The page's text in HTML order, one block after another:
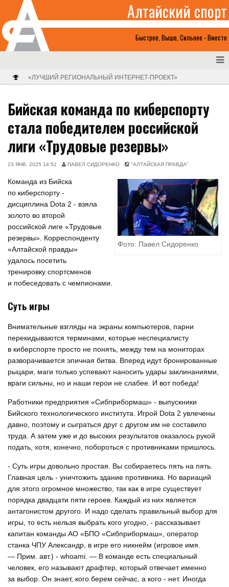
Быстрее, Выше, Сильнее - Вместе
Алтайский спорт
«ЛУЧШИЙ РЕГИОНАЛЬНЫЙ ИНТЕРНЕТ-ПРОЕКТ»
Бийская команда по киберспорту
стала победителем российской
лиги «Трудовые резервы»
23 ЯНВ. 2025 14:52 ПАВЕЛ СИДОРЕНКО "АЛТАЙСКАЯ ПРАВДА"
Фото: Павел Сидоренко
Команда из Бийска
по киберспорту -
дисциплина Dota 2 - взяла
золото во второй
российской лиге «Трудовые
резервы». Корреспонденту
«Алтайской правды»
удалось посетить
тренировку спортсменов
и побеседовать с чемпионами.
Суть игры
Внимательные взгляды на экраны компьютеров, парни
перекидываются терминами, которые неспециалисту
в киберспорте просто не понять, между тем на мониторах
разворачивается эпичная битва. Вперед идут бронированные
рыцари, маги только успевают наносить удары заклинаниями,
враги сильны, но и наши герои не слабее. И вот победа!
Работники предприятия «Сибприбормаш» - выпускники
Бийского технологического института. Игрой Dota 2 увлечены
давно, поэтому и сыграться друг с другом им не составило
труда. А затем уже и до высоких результатов оказалось рукой
подать, хотя, конечно, побороться с противниками пришлось.
- Суть игры довольно простая. Вы собираетесь пять на пять.
Главная цель - уничтожить здание противника. Но вариаций
для этого огромное множество, так как в игре существует
порядка двадцати пяти героев. Каждый из них является
антагонистом другого. И надо сделать правильный выбор для
игры, то есть нельзя выбрать кого угодно, - рассказывает
капитан команды АО «БПО «Сибприбормаш», оператор
станка ЧПУ Александр, в игре его никнейм (игровое имя.
— Прим. авт.) - whoami. — В команде есть специальный
человек, его называют драфтер, который отвечает именно
за выбор. Он знает, кого берем сейчас, а кого - нет. Иногда